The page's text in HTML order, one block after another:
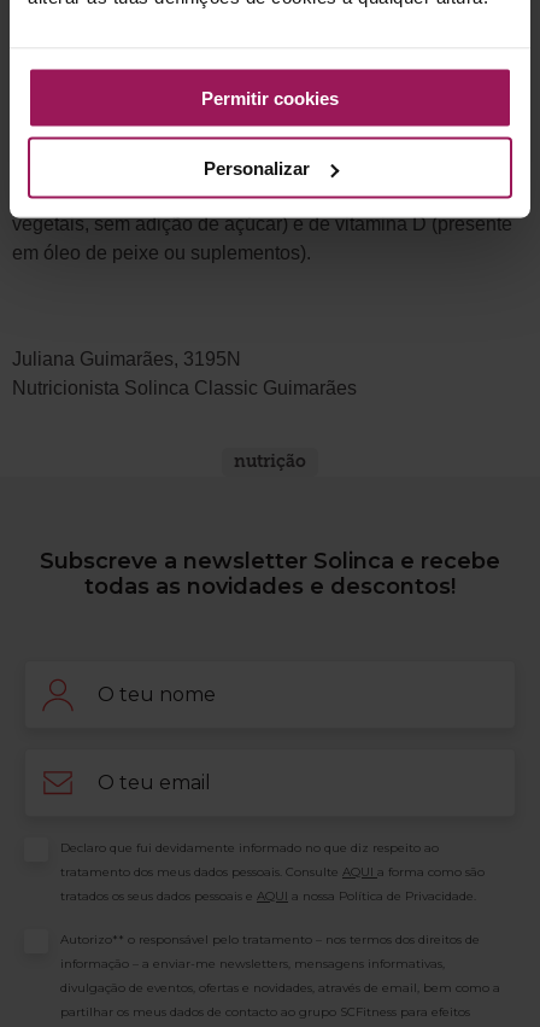
Permitir cookies
Personalizar
laticínios magros e sem adição de açúcares. Deve-se ter
também em conta a manutenção do consumo de níveis
adequados de cálcio (presente em vegetais de cor verde
escura ou alguns alimentos fortificados como as bebidas
vegetais, sem adição de açúcar) e de vitamina D (presente
em óleo de peixe ou suplementos).
Juliana Guimarães, 3195N
Nutricionista Solinca Classic Guimarães
nutrição
Subscreve a newsletter Solinca e recebe
todas as novidades e descontos!
Consentimento
Declaro que fui devidamente informado no que diz respeito ao
tratamento dos meus dados pessoais. Consulte AQUI a forma como são
tratados os seus dados pessoais e AQUI a nossa Política de Privacidade.
Consentimento
Autorizo** o responsável pelo tratamento – nos termos dos direitos de
informação – a enviar-me newsletters, mensagens informativas,
divulgação de eventos, ofertas e novidades, através de email, bem como a
partilhar os meus dados de contacto ao grupo SCFitness para efeitos